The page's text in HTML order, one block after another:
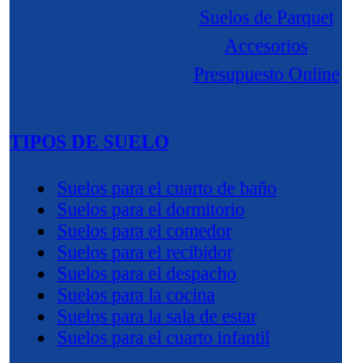
Suelos de Parquet
Accesorios
Presupuesto Online
TIPOS DE SUELO
Suelos para el cuarto de baño
Suelos para el dormitorio
Suelos para el comedor
Suelos para el recibidor
Suelos para el despacho
Suelos para la cocina
Suelos para la sala de estar
Suelos para el cuarto infantil